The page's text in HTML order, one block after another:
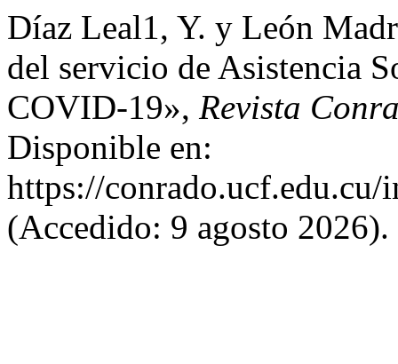
Díaz Leal1, Y. y León
del servicio de Asistencia
COVID-19», Revista
Disponible en:
https://
(Accedido: 9 agosto 2026).